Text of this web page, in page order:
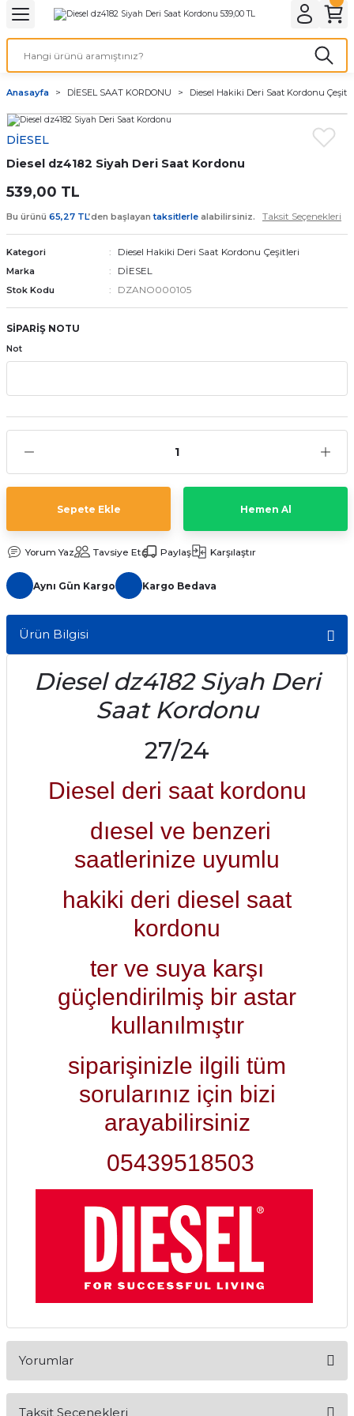
Geri Dön
& ELEKTİRİK AYDINLATMA & ELEKTRİK
Geri Dön
ve Cihaz Pilleri
ÇEŞİTLERİ
Geri Dön
Geri Dön
Kordon Çeşitleri
Kordonları
saat kordonu
Kordonları
Anasayfa DİESEL SAAT KORDONU Diesel Hakiki Deri Saat Kordonu
DİESEL
Diesel dz4182 Siyah Deri Saat Kordonu
539,00 TL
Bu ürünü 65,27 TL’den başlayantaksitlerle alabilirsiniz. Taksit Seçenekleri
Kategori Diesel Hakiki Deri Saat Kordonu Çeşitleri
Marka DİESEL
Stok Kodu DZANO000105
SİPARİŞ NOTU
Not
Sepete Ekle Hemen Al
Yorum Yaz Tavsiye Et Paylaş Karşılaştır
Aynı Gün Kargo Kargo Bedava
Ürün Bilgisi
Diesel dz4182 Siyah Deri
Saat Kordonu
27/24
Diesel deri saat kordonu
dıesel ve benzeri
saatlerinize uyumlu
hakiki deri diesel saat
kordonu
ter ve suya karşı
güçlendirilmiş bir astar
kullanılmıştır
siparişinizle ilgili tüm
sorularınız için bizi
arayabilirsiniz
05439518503
Yorumlar
Taksit Seçenekleri